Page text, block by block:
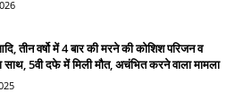
तीन वर्षो में 4 बार की मरने की कोशिश परिजन व
साथ, 5वी दफे में मिली मौत, अचंभित करने वाला मामला